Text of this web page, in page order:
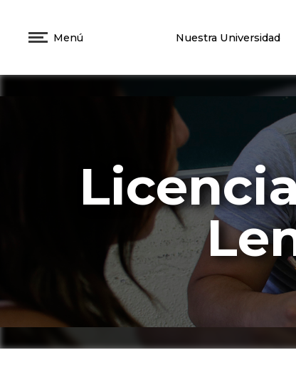
Menú Nuestra Universidad